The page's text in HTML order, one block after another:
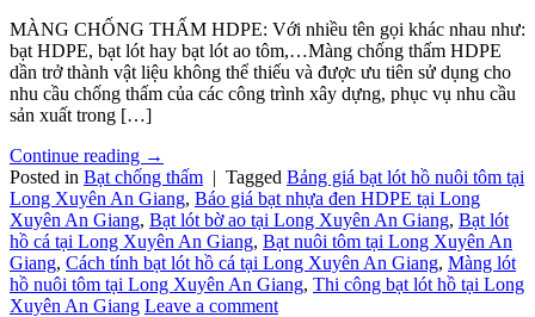
MÀNG CHỐNG THẤM HDPE: Với nhiều tên gọi khác nhau như:
bạt HDPE, bạt lót hay bạt lót ao tôm,…Màng chống thấm HDPE
dần trở thành vật liệu không thể thiếu và được ưu tiên sử dụng cho
nhu cầu chống thấm của các công trình xây dựng, phục vụ nhu cầu
sản xuất trong […]
Continue reading →
Posted in Bạt chống thấm | Tagged Bảng giá bạt lót hồ nuôi tôm tại
Long Xuyên An Giang, Báo giá bạt nhựa đen HDPE tại Long
Xuyên An Giang, Bạt lót bờ ao tại Long Xuyên An Giang, Bạt lót
hồ cá tại Long Xuyên An Giang, Bạt nuôi tôm tại Long Xuyên An
Giang, Cách tính bạt lót hồ cá tại Long Xuyên An Giang, Màng lót
hồ nuôi tôm tại Long Xuyên An Giang, Thi công bạt lót hồ tại Long
Xuyên An Giang Leave a comment